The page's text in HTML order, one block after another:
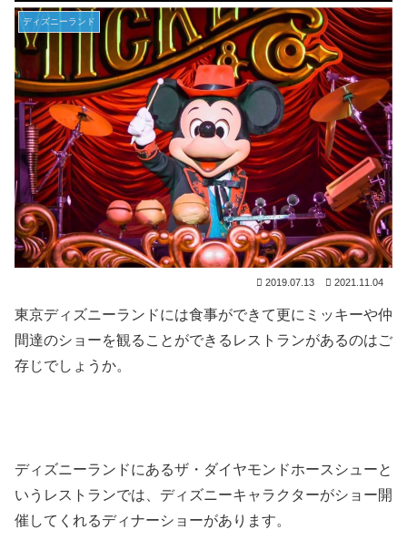
ディズニーランド
2019.07.13 2021.11.04
東京ディズニーランドには食事ができて更にミッキーや仲
間達のショーを観ることができるレストランがあるのはご
存じでしょうか。
ディズニーランドにあるザ・ダイヤモンドホースシューと
いうレストランでは、ディズニーキャラクターがショー開
催してくれるディナーショーがあります。